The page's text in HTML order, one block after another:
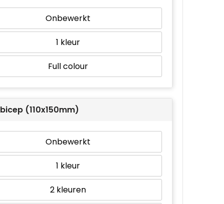
Onbewerkt
1
Full colour
(110x150mm)
Onbewerkt
1
2